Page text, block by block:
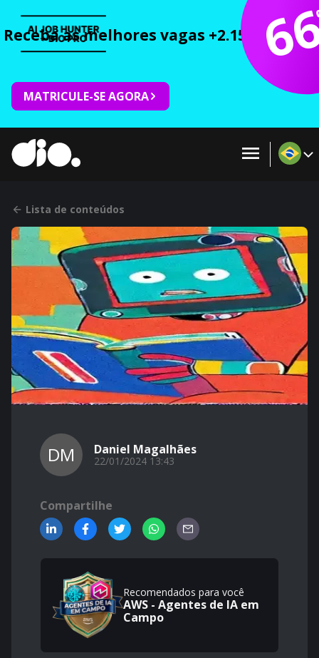
Receba as melhores vagas +2.150 cursos
MATRICULE-SE AGORA
Lista de conteúdos
DM Daniel Magalhães
22/01/2024 13:43
Compartilhe
Recomendados para você
AWS - Agentes de IA em
Campo